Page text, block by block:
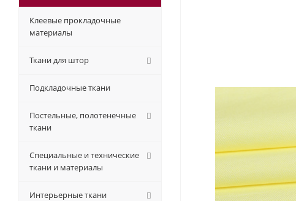
Клеевые прокладочные
материалы
Ткани для штор
Подкладочные ткани
Постельные, полотенечные
ткани
Специальные и технические
ткани и материалы
Интерьерные ткани